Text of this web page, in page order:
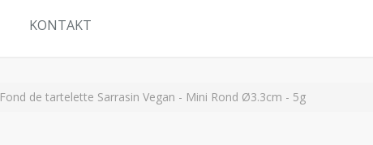
KONTAKT
Fond de tartelette Sarrasin Vegan - Mini Rond Ø3.3cm - 5g